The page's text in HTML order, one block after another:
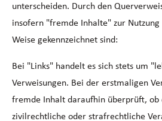
unterscheiden. Durch den
insofern "fremde Inhalte" zur
Weise gekennzeichnet sind:
Bei "Links" handelt es sich stets um
Verweisungen. Bei der erstmaligen
fremde Inhalt daraufhin überprüft, ob
zivilrechtliche oder strafrechtliche